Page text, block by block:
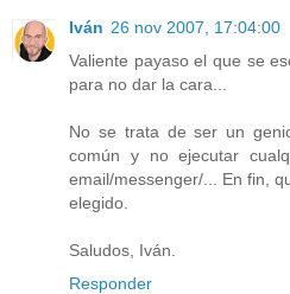
Iván 26 nov 2007, 17:04:00
Valiente payaso el que se
para no dar la cara...
No se trata de ser un
común y no ejecutar
email/messenger/... En fin,
elegido.
Saludos, Iván.
Responder